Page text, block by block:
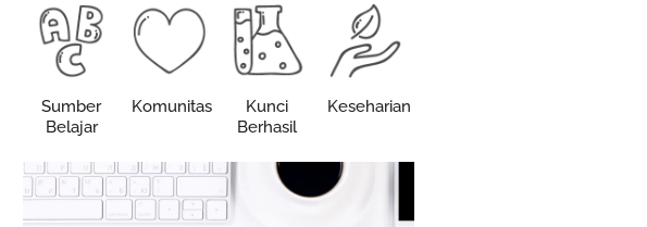
Sumber
Belajar
Komunitas
Kunci
Berhasil
Keseharian